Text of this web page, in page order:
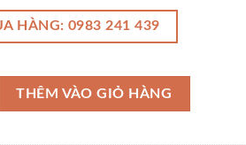
HÀNG: 0983 241 439
W 29mm H 37mm shaft intake ø
THÊM VÀO GIỎ HÀNG